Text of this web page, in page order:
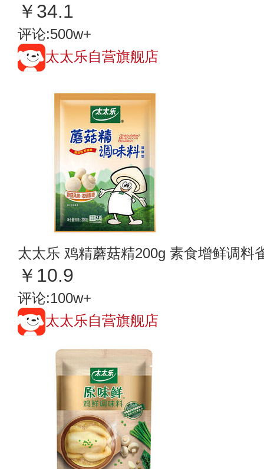
￥34.1
评论:500w+
太太乐自营旗舰店
太太乐 鸡精蘑菇精200g 素食增鲜调料
￥10.9
评论:100w+
太太乐自营旗舰店